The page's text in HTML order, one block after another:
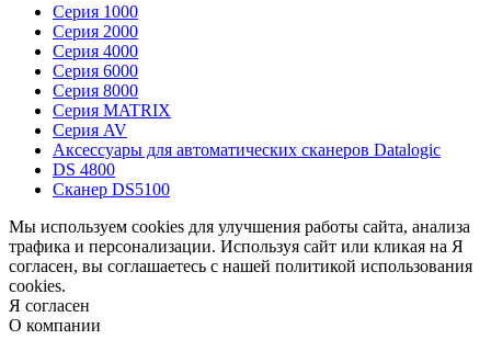
Серия 1000
Серия 2000
Серия 4000
Серия 6000
Серия 8000
Серия MATRIX
Серия AV
Аксессуары для автоматических сканеров Datalogic
DS 4800
Сканер DS5100
Мы используем cookies для улучшения работы сайта, анализа
трафика и персонализации. Используя сайт или кликая на Я
согласен, вы соглашаетесь с нашей политикой использования
cookies.
Я согласен
О компании